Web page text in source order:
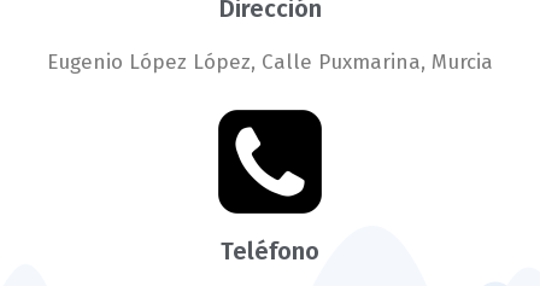
Dirección
Eugenio López López, Calle Puxmarina, Murcia
Teléfono